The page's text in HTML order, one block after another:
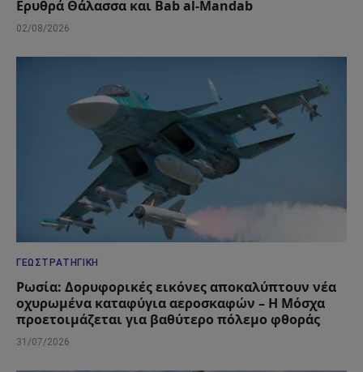
Ερυθρά Θάλασσα και Bab al-Mandab
02/08/2026
ΓΕΩΣΤΡΑΤΗΓΙΚΉ
Ρωσία: Δορυφορικές εικόνες αποκαλύπτουν νέα
οχυρωμένα καταφύγια αεροσκαφών – Η Μόσχα
προετοιμάζεται για βαθύτερο πόλεμο φθοράς
31/07/2026